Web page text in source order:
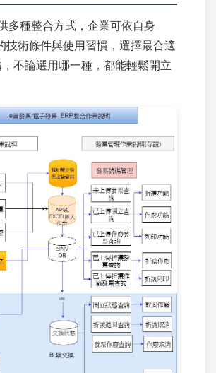
多種整合方式，企業可依自身
技術條件與使用習慣，選擇最合適
不論選用哪一種，都能輕鬆開立